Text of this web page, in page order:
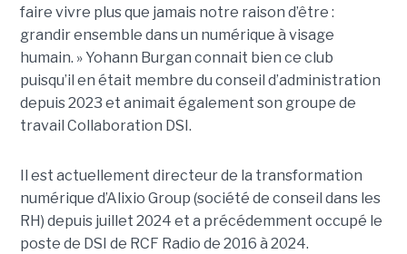
faire vivre plus que jamais notre raison d’être :
grandir ensemble dans un numérique à visage
humain. »Yohann Burgan connait bien ce club
puisqu’il en était membre du conseil d’administration
depuis 2023 et animait également son groupe de
travail Collaboration DSI.
Il est actuellement directeur de la transformation
numérique d’Alixio Group (société de conseil dans les
RH) depuis juillet 2024 et a précédemment occupé le
poste de DSI de RCF Radio de 2016 à 2024.